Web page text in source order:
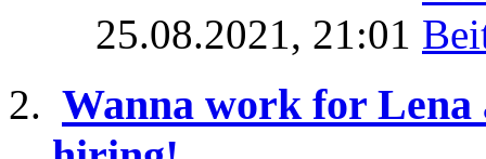
25.08.2021, 21:01
Wanna work for Lena